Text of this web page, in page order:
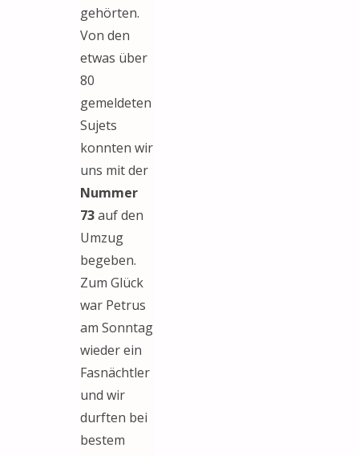
gehörten.
Von den
etwas über
80
gemeldeten
Sujets
konnten wir
uns mit der
Nummer
73auf den
Umzug
begeben.
Zum Glück
war Petrus
am Sonntag
wieder ein
Fasnächtler
und wir
durften bei
bestem